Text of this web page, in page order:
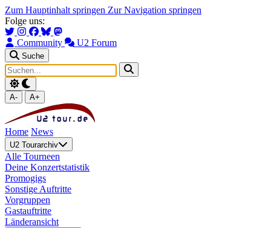
Zum Hauptinhalt springen Zur Navigation springen
Folge uns:
Community U2 Forum
Suche
A- A+
Home News
U2 Tourarchiv
Alle Tourneen
Deine Konzertstatistik
Promogigs
Sonstige Auftritte
Vorgruppen
Gastauftritte
Länderansicht